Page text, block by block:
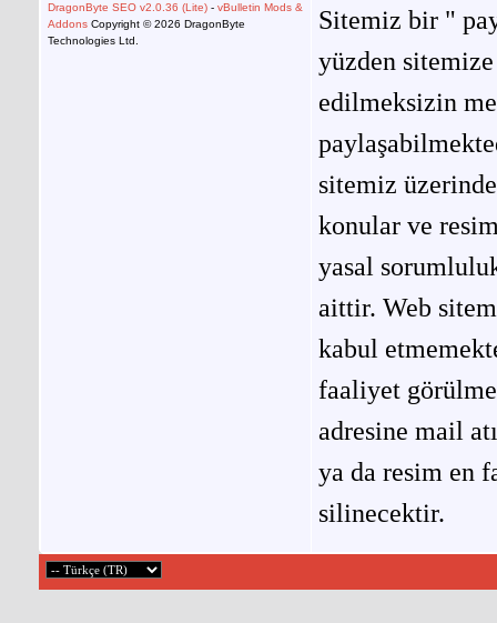
DragonByte SEO v2.0.36 (Lite) - vBulletin Mods &
Addons Copyright © 2026 DragonByte
Technologies Ltd.
Sitemiz bir "
yüzden
edilmeksizin
sitemiz
konular ve
yasal
aittir. Web
kabul
faaliyet
adresine mail
ya da resim en
silinecektir.